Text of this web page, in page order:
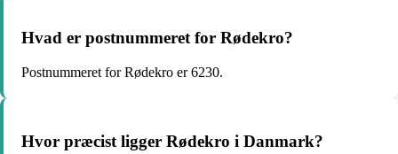
Hvad er postnummeret for Rødekro?
Postnummeret for Rødekro er 6230.
Hvor præcist ligger Rødekro i Danmark?